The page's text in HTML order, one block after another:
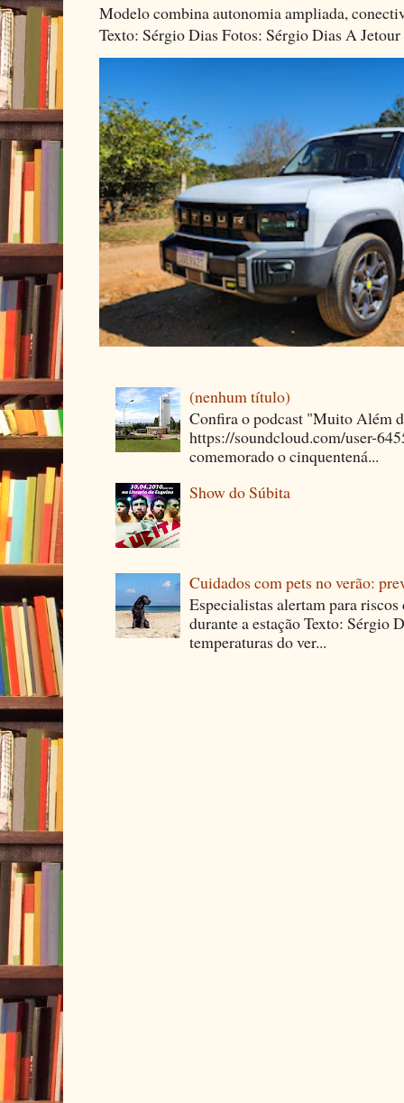
Modelo combina autonomia ampliada,
Texto: Sérgio Dias Fotos: Sérgio Dias A
(nenhum título)
Confira o podcast "Muito Além
https://soundcloud.com/user-
comemorado o cinquentená...
Show do Súbita
Cuidados com pets no verão:
Especialistas alertam para
durante a estação Texto: Sérgio
temperaturas do ver...